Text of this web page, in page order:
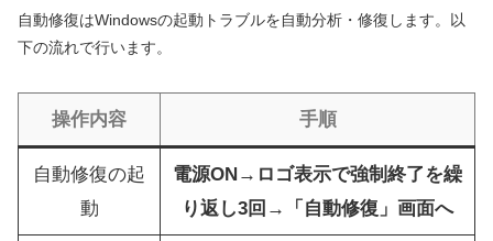
自動修復はWindowsの起動トラブルを自動分析・修復します。以
下の流れで行います。
操作内容 手順
自動修復の起
動
電源ON→ロゴ表示で強制終了を繰
り返し3回→「自動修復」画面へ